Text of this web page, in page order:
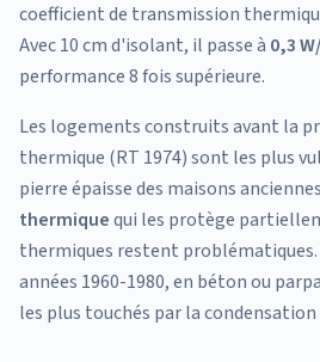
coefficient de transmission
Avec 10 cm d'isolant, il passe à 0,3
performance 8 fois supérieure.
Les logements construits avant la
thermique (RT 1974) sont les plus
pierre épaisse des maisons
thermiquequi les protège
thermiques restent problématiques.
années 1960-1980, en béton ou
les plus touchés par la